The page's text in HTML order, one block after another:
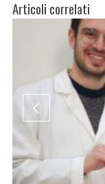
Articoli correlati